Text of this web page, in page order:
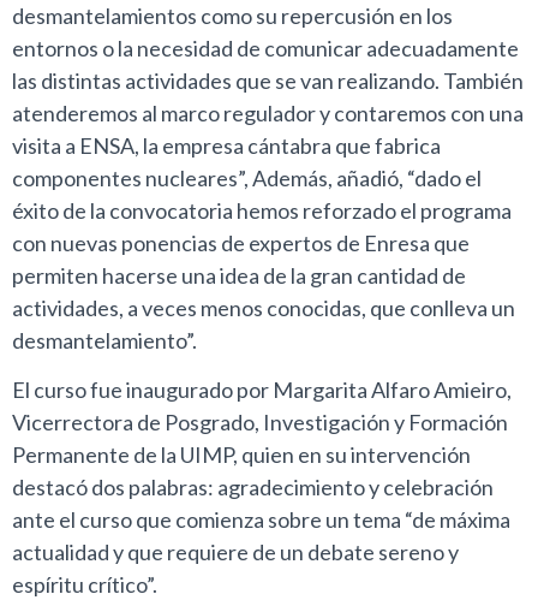
desmantelamientos como su repercusión en los
entornos o la necesidad de comunicar adecuadamente
las distintas actividades que se van realizando. También
atenderemos al marco regulador y contaremos con una
visita a ENSA, la empresa cántabra que fabrica
componentes nucleares”, Además, añadió, “dado el
éxito de la convocatoria hemos reforzado el programa
con nuevas ponencias de expertos de Enresa que
permiten hacerse una idea de la gran cantidad de
actividades, a veces menos conocidas, que conlleva un
desmantelamiento”.
El curso fue inaugurado por Margarita Alfaro Amieiro,
Vicerrectora de Posgrado, Investigación y Formación
Permanente de la UIMP, quien en su intervención
destacó dos palabras: agradecimiento y celebración
ante el curso que comienza sobre un tema “de máxima
actualidad y que requiere de un debate sereno y
espíritu crítico”.